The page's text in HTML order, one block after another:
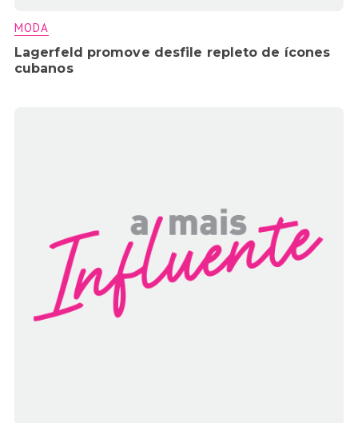
MODA
Lagerfeld promove desfile repleto de ícones
cubanos